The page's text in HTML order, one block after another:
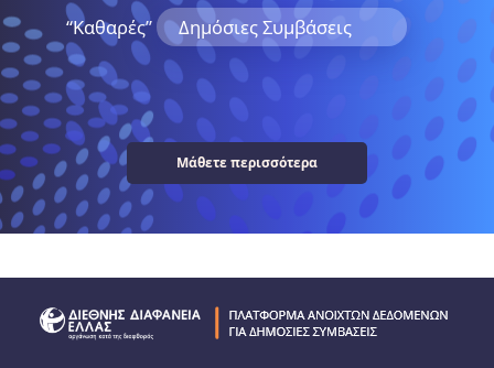
“Kαθαρές” Δημόσιες Συμβάσεις
Μάθετε περισσότερα